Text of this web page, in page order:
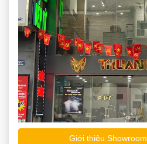
Giới thiệu Showroom